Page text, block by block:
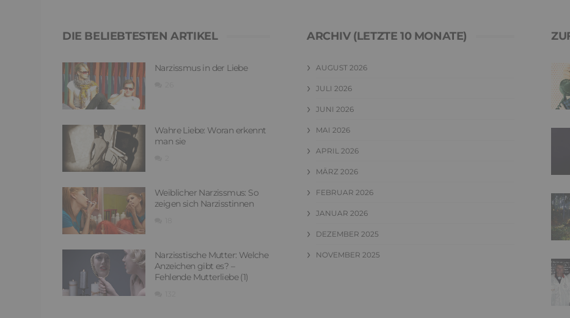
DIE BELIEBTESTEN ARTIKEL
Narzissmus in der Liebe
Wahre Liebe: Woran erkennt
man sie
Weiblicher Narzissmus: So
zeigen sich Narzisstinnen
Narzisstische Mutter: Welche
Anzeichen gibt es? –
Fehlende Mutterliebe (1)
ARCHIV (LETZTE 10 MONATE)
AUGUST 2026
JULI 2026
JUNI 2026
MAI 2026
APRIL 2026
MÄRZ 2026
FEBRUAR 2026
JANUAR 2026
DEZEMBER 2025
NOVEMBER 2025